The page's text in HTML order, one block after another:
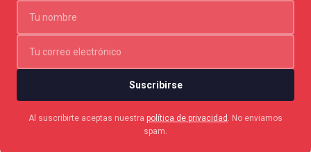
Suscribirse
Al suscribirte aceptas nuestra política de privacidad
. No enviamos
spam.